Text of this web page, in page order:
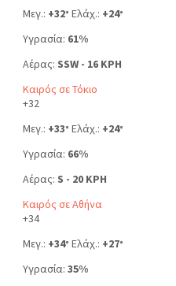
Μεγ.: +32° Ελάχ.: +24°
Υγρασία: 61%
Αέρας: SSW - 16 KPH
Καιρός σε Τόκιο
+32
Μεγ.: +33° Ελάχ.: +24°
Υγρασία: 66%
Αέρας: S - 20 KPH
Καιρός σε Αθήνα
+34
Μεγ.: +34° Ελάχ.: +27°
Υγρασία: 35%